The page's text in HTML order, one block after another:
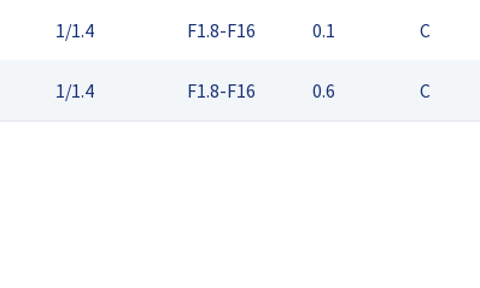
1/1.4 F1.8-F16 0.1 C
1/1.4 F1.8-F16 0.6 C